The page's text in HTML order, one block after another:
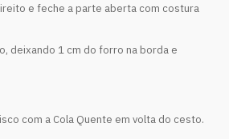
e feche a parte aberta com costura
deixando 1 cm do forro na borda e
com a Cola Quente em volta do cesto.